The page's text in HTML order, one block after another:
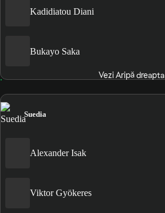
Kadidiatou Diani
Bukayo Saka
Vezi Aripă dreapta
Suedia
Alexander Isak
Viktor Gyökeres